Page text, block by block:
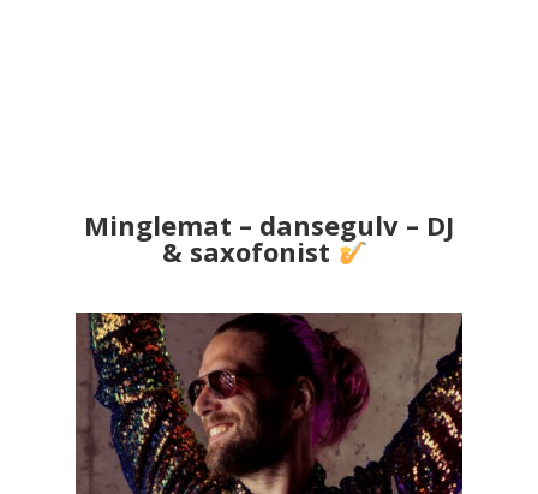
Minglemat – dansegulv – DJ
& saxofonist